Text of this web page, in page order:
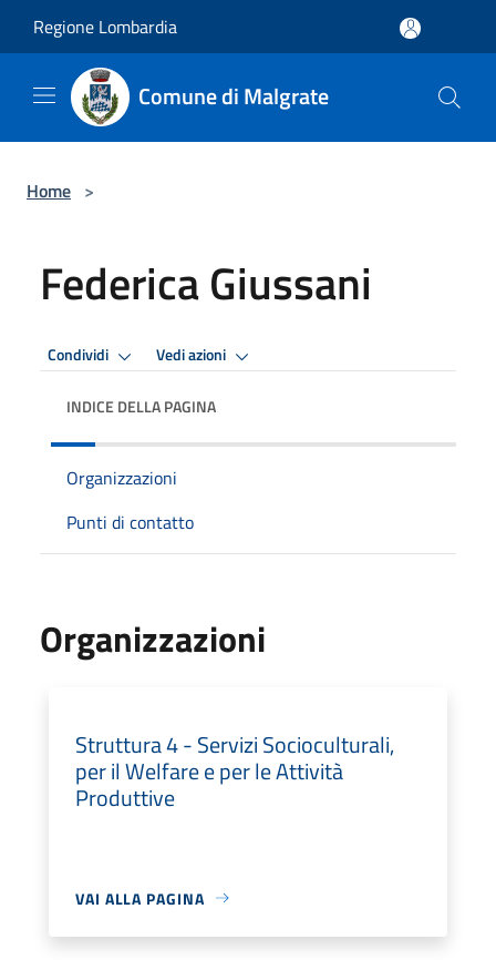
Regione Lombardia
Comune di Malgrate
Home >
Federica Giussani
Condividi Vedi azioni
INDICE DELLA PAGINA
Organizzazioni
Punti di contatto
Organizzazioni
Struttura 4 - Servizi Socioculturali,
per il Welfare e per le Attività
Produttive
VAI ALLA PAGINA